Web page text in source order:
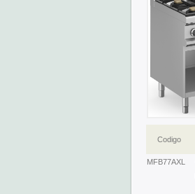
Codigo
MFB77AXL